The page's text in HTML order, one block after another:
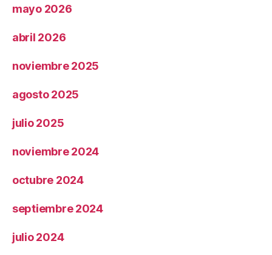
mayo 2026
abril 2026
noviembre 2025
agosto 2025
julio 2025
noviembre 2024
octubre 2024
septiembre 2024
julio 2024